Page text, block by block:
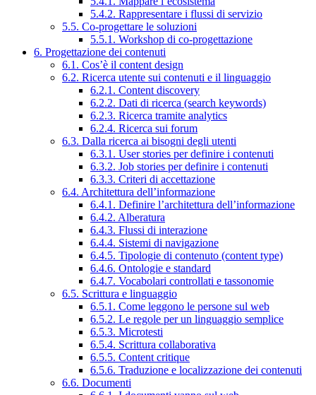
5.4.2. Rappresentare i flussi di servizio
5.5. Co-progettare le soluzioni
5.5.1. Workshop di co-progettazione
6. Progettazione dei contenuti
6.1. Cos’è il content design
6.2. Ricerca utente sui contenuti e il linguaggio
6.2.1. Content discovery
6.2.2. Dati di ricerca (search keywords)
6.2.3. Ricerca tramite analytics
6.2.4. Ricerca sui forum
6.3. Dalla ricerca ai bisogni degli utenti
6.3.1. User stories per definire i contenuti
6.3.2. Job stories per definire i contenuti
6.3.3. Criteri di accettazione
6.4. Architettura dell’informazione
6.4.1. Definire l’architettura dell’informazione
6.4.2. Alberatura
6.4.3. Flussi di interazione
6.4.4. Sistemi di navigazione
6.4.5. Tipologie di contenuto (content type)
6.4.6. Ontologie e standard
6.4.7. Vocabolari controllati e tassonomie
6.5. Scrittura e linguaggio
6.5.1. Come leggono le persone sul web
6.5.2. Le regole per un linguaggio semplice
6.5.3. Microtesti
6.5.4. Scrittura collaborativa
6.5.5. Content critique
6.5.6. Traduzione e localizzazione dei contenuti
6.6. Documenti